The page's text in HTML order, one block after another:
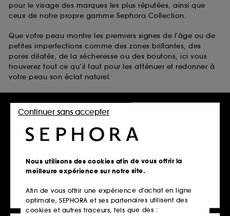
pour le visage des marques les plus réputées, ainsi que
ceux de notre propre gamme Sephora Collection.
Que votre peau montre les premiers signes de l’âge ou de
petites imperfections comme des zones brillantes, des
pores dilatés, de la sécheresse ou des boutons, ici vous
trouverez tout ce qu’il faut pour les atténuer et redonner à
votre peau son éclat naturel.
les soins anti-taches visage anti-âge de Clarins
les soins pour peaux grasses de The Inkey List
les soins pour peaux sèches de belif
Disponibles avec bien d’autres soins pour la peau du
visage dans notre vitrine en ligne scintillante.
Nous utilisons des cookies afin de vous offrir la
meilleure expérience sur notre site.
Afin de vous offrir une expérience d’achat en ligne
optimale, SEPHORA et ses partenaires utilisent des
cookies et autres traceurs, tels que des :
Continuer sans accepter